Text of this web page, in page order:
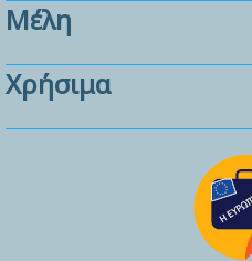
Μέλη
Χρήσιμα